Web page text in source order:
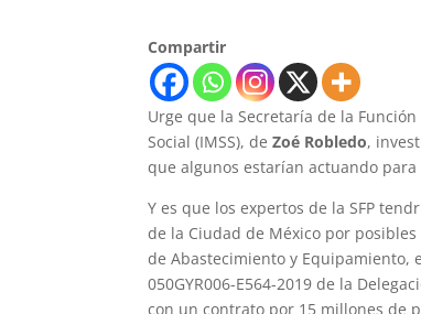
Compartir
Urge que la Secretaría de la Función
Social (IMSS), deZoé Robledo,
que algunos estarían actuando para
Y es que los expertos de la SFP
de la Ciudad de México por
de Abastecimiento y Equipamiento,
050GYR006-E564-2019 de la
con un contrato por 15 millones de